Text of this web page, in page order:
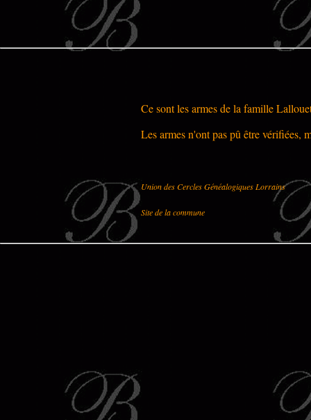
Ce sont les armes de la famille
Les armes n'ont pas pû être vérifiées,
Union des Cercles Généalogiques Lorrains
Site de la commune